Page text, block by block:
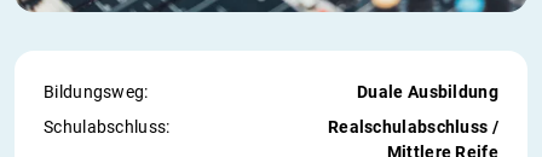
Bildungsweg:
Duale Ausbildung
Schul­abschluss:
Realschulabschluss /
Mittlere Reife